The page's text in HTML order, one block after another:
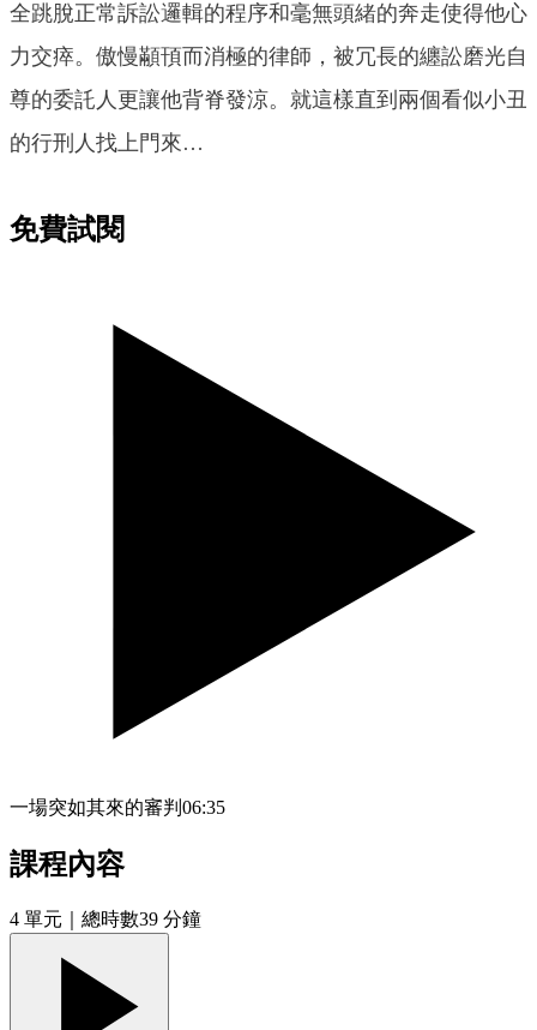
全跳脫正常訴訟邏輯的程序和毫無頭緒的奔走使得他心
力交瘁。傲慢顢頇而消極的律師，被冗長的纏訟磨光自
尊的委託人更讓他背脊發涼。就這樣直到兩個看似小丑
的行刑人找上門來…
免費試閱
一場突如其來的審判 06:35
課程內容
4 單元 ｜總時數39 分鐘